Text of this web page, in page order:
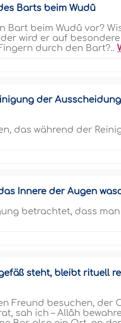
Barts beim Wudû
Bart beim Wudû vor?
wird er auf
durch den Bart?..
der
das während der
Innere der Augen
betrachtet, dass
steht, bleibt rituell
Freund besuchen, der
sah ich – Allâh